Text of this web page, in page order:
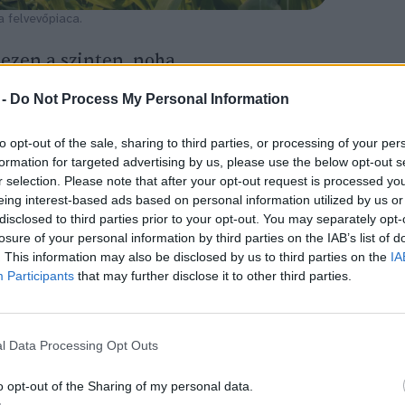
Do Not Process My Personal Information
opt-out of the sale, sharing to third parties, or processing of your
for targeted advertising by us, please use the below opt-out
selection. Please note that after your opt-out request is processed
interest-based ads based on personal information utilized by us
to third parties prior to your opt-out. You may separately
of your personal information by third parties on the IAB’s list of
This information may also be disclosed by us to third parties on the
Participants that may further disclose it to other third parties.
Data Processing Opt Outs
opt-out of the Sharing of my personal data.
felvevőpiaca.
a szinten, noha
és a humán élelmezésben is
nagyon régóta hasznosítják, az emberi
magas fehérje-, vas-,
teremt jó piacot a számára.
és metionintartalmát értékeli, de
emészthető héját nem kedveli.
kaszálása és szenázsként való
takarmányhiányosnak ígérkező
is ígérkezik.